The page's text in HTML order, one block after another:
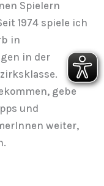
Spielern
1974 spiele ich
in
in der
gebe
und
weiter,